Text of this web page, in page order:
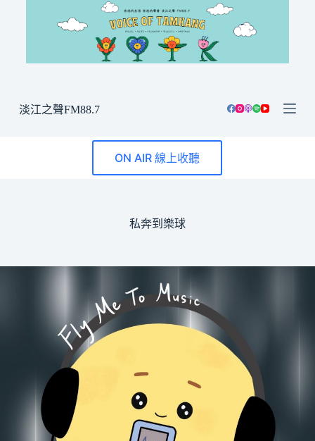
淡江之聲FM88.7
ON AIR 線上收聽
私奔到樂球